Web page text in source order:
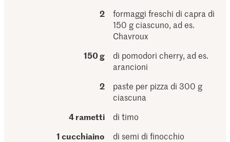
2
formaggi freschi di capra di
150 g ciascuno, ad es.
Chavroux
150 g
di pomodori cherry, ad es.
arancioni
2
paste per pizza di 300 g
ciascuna
4 rametti
di timo
1 cucchiaino
di semi di finocchio